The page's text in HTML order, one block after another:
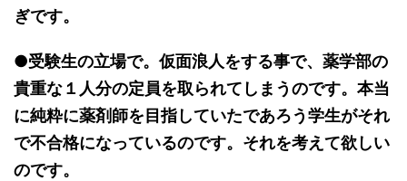
ぎです。
●受験生の立場で。仮面浪人をする事で、薬学部の
貴重な１人分の定員を取られてしまうのです。本当
に純粋に薬剤師を目指していたであろう学生がそれ
で不合格になっているのです。それを考えて欲しい
のです。